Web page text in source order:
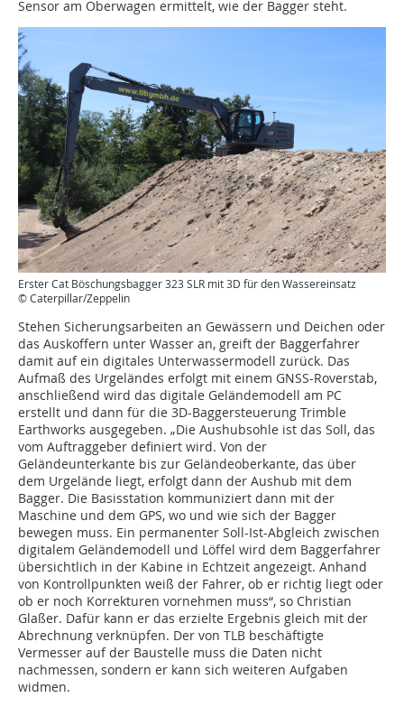
Sensor am Oberwagen ermittelt, wie der Bagger steht.
Erster Cat Böschungsbagger 323 SLR mit 3D für den Wassereinsatz
© Caterpillar/Zeppelin
Stehen Sicherungsarbeiten an Gewässern und Deichen oder
das Auskoffern unter Wasser an, greift der Baggerfahrer
damit auf ein digitales Unterwassermodell zurück. Das
Aufmaß des Urgeländes erfolgt mit einem GNSS-Roverstab,
anschließend wird das digitale Geländemodell am PC
erstellt und dann für die 3D-Baggersteuerung Trimble
Earthworks ausgegeben. „Die Aushubsohle ist das Soll, das
vom Auftraggeber definiert wird. Von der
Geländeunterkante bis zur Geländeoberkante, das über
dem Urgelände liegt, erfolgt dann der Aushub mit dem
Bagger. Die Basisstation kommuniziert dann mit der
Maschine und dem GPS, wo und wie sich der Bagger
bewegen muss. Ein permanenter Soll-Ist-Abgleich zwischen
digitalem Geländemodell und Löffel wird dem Baggerfahrer
übersichtlich in der Kabine in Echtzeit angezeigt. Anhand
von Kontrollpunkten weiß der Fahrer, ob er richtig liegt oder
ob er noch Korrekturen vornehmen muss“, so Christian
Glaßer. Dafür kann er das erzielte Ergebnis gleich mit der
Abrechnung verknüpfen. Der von TLB beschäftigte
Vermesser auf der Baustelle muss die Daten nicht
nachmessen, sondern er kann sich weiteren Aufgaben
widmen.